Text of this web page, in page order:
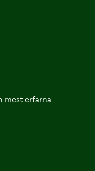
mest erfarna